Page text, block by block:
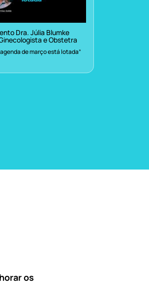
Dra. Júlia Blumke
e Obstetra
agenda de março está lotada”
os